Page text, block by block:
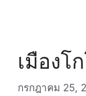
เมืองโ
กรกฎาคม 25,